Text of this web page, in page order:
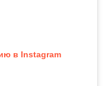
в Instagram